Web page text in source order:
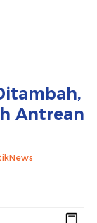
Antrean